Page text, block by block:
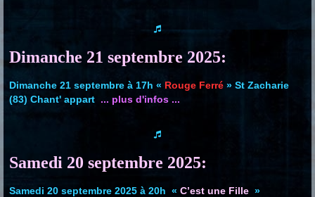
Dimanche 21 septembre 2025:
Dimanche 21 septembre à 17h « Rouge Ferré » St Zacharie
(83) Chant' appart ... plus d'infos ...
Samedi 20 septembre 2025:
Samedi 20 septembre 2025 à 20h « C’est une Fille »